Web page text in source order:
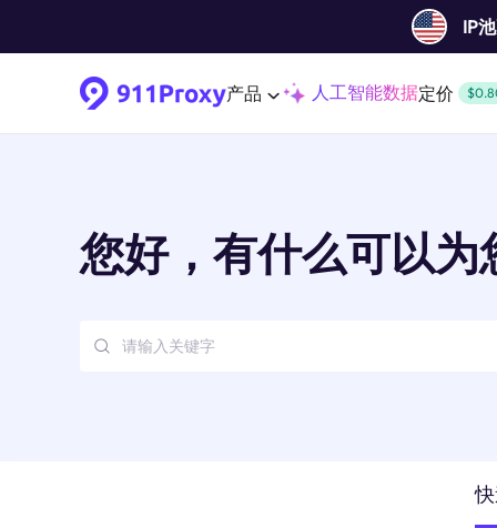
IP
产品 人工智能数据定价
您好，有什么可以为